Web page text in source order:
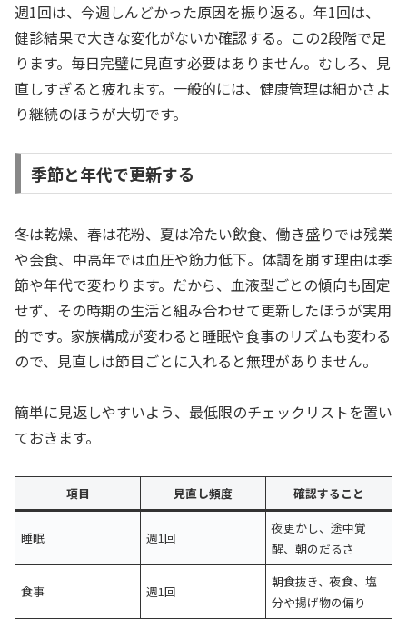
週1回は、今週しんどかった原因を振り返る。年1回は、
健診結果で大きな変化がないか確認する。この2段階で足
ります。毎日完璧に見直す必要はありません。むしろ、見
直しすぎると疲れます。一般的には、健康管理は細かさよ
り継続のほうが大切です。
季節と年代で更新する
冬は乾燥、春は花粉、夏は冷たい飲食、働き盛りでは残業
や会食、中高年では血圧や筋力低下。体調を崩す理由は季
節や年代で変わります。だから、血液型ごとの傾向も固定
せず、その時期の生活と組み合わせて更新したほうが実用
的です。家族構成が変わると睡眠や食事のリズムも変わる
ので、見直しは節目ごとに入れると無理がありません。
簡単に見返しやすいよう、最低限のチェックリストを置い
ておきます。
項目 見直し頻度 確認すること
睡眠 週1回
夜更かし、途中覚
醒、朝のだるさ
食事 週1回
朝食抜き、夜食、塩
分や揚げ物の偏り